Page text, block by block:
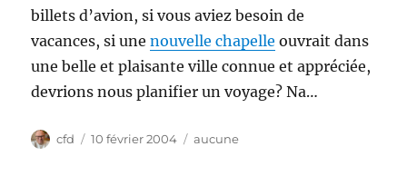
billets d’avion, si vous aviez besoin de
vacances, si unenouvelle chapelle ouvrait dans
une belle et plaisante ville connue et appréciée,
devrions nous planifier un voyage? Na…
Auteur
cfd
Publié
10 février 2004 Catégories
aucune